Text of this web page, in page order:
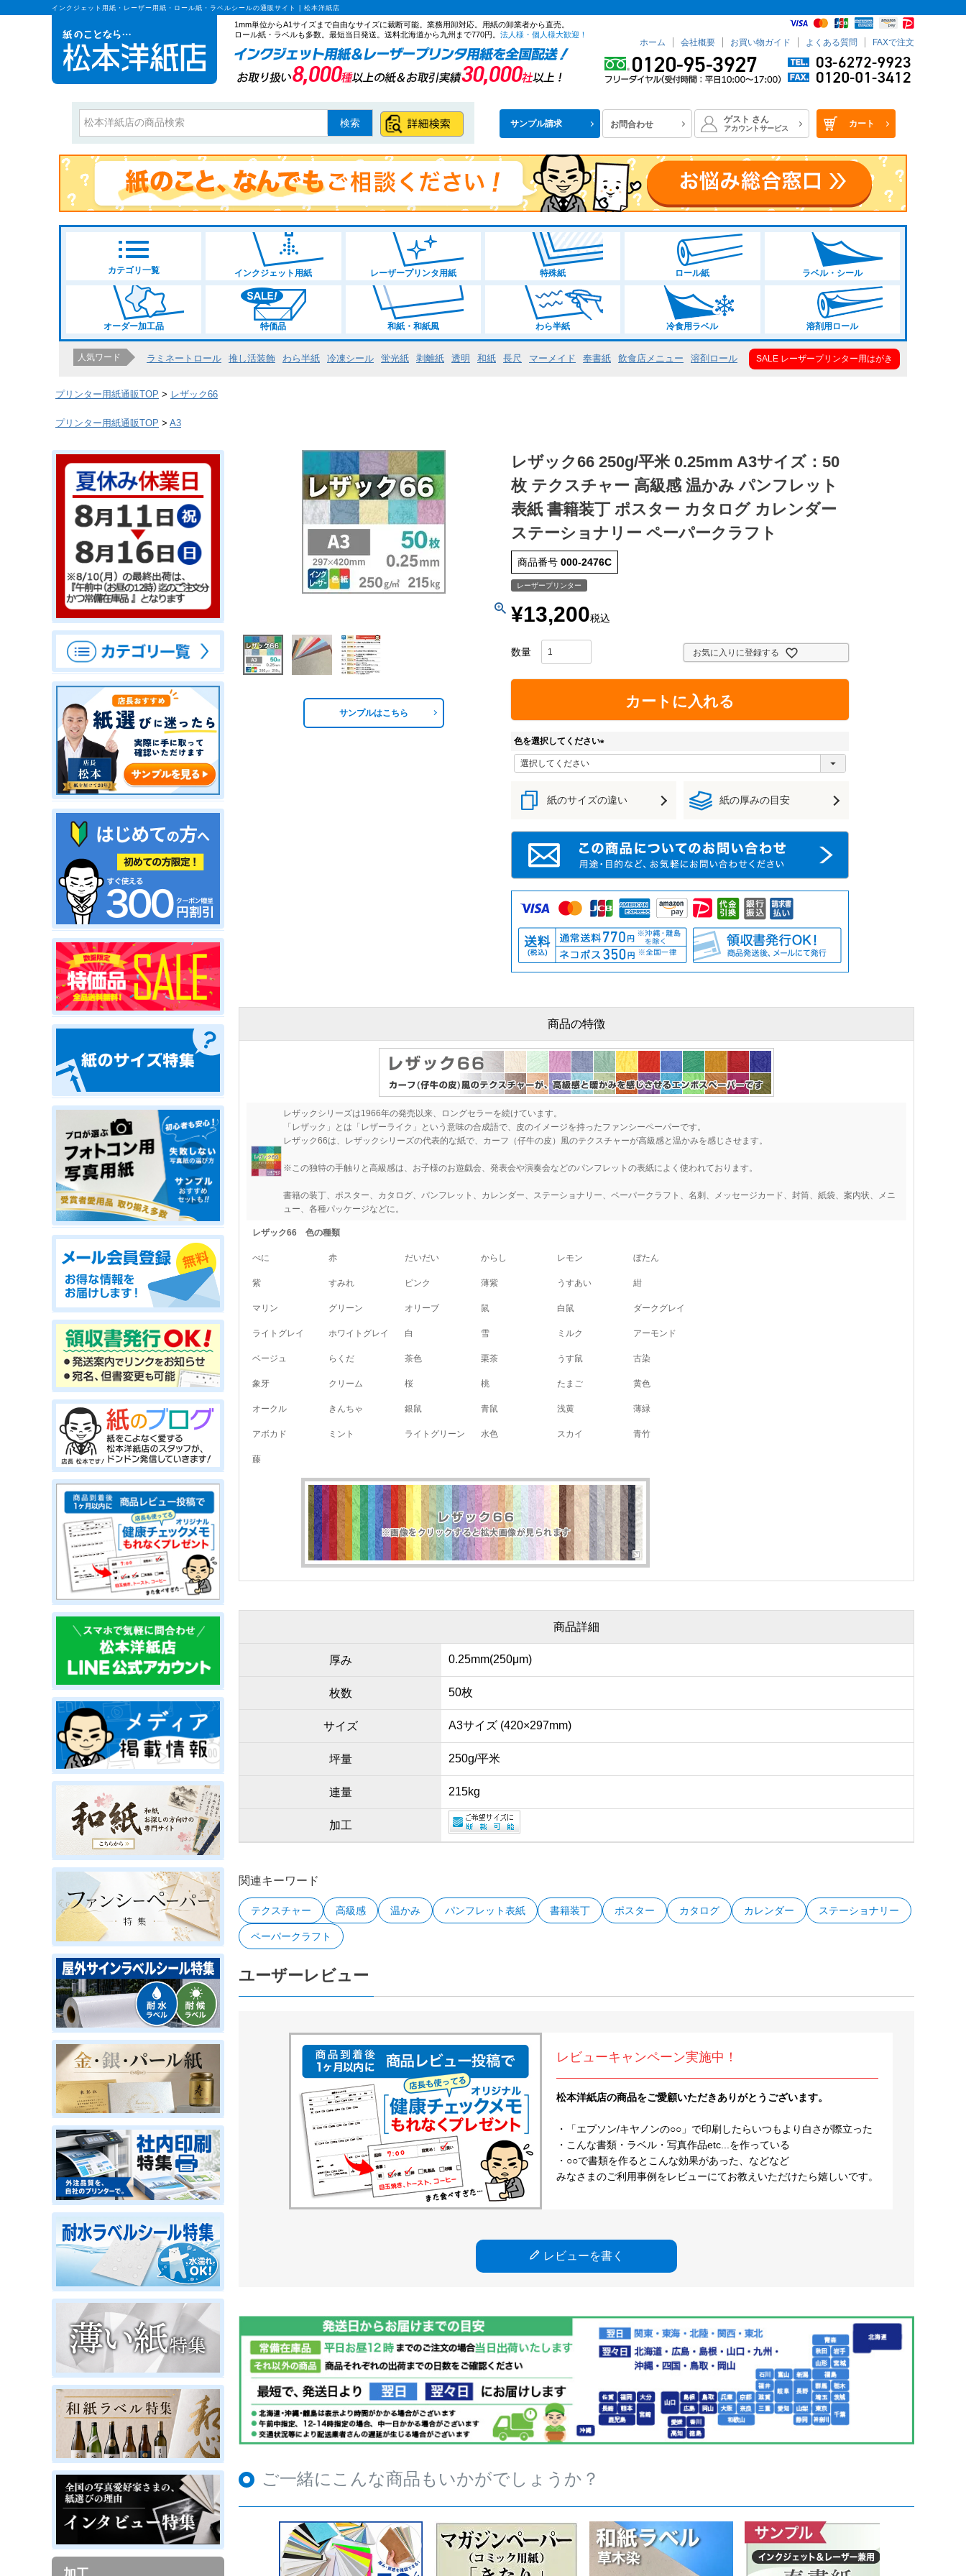
インクジェット用紙・レーザー用紙・ロール紙・ラベルシールの通販サイト | 松本洋紙店
1mm単位からA1サイズまで自由なサイズに裁断可能。業務用卸対応。用紙の卸業者から直売。
ロール紙・ラベルも多数。最短当日発送。送料北海道から九州まで770円。 法人様・個人様大歓迎！
ホーム 会社概要 お買い物ガイド よくある質問 FAXで注文
サンプル請求 お問合わせ ゲスト さん
アカウントサービス カート
検索
カテゴリ一覧 インクジェット用紙 レーザープリンタ用紙 特殊紙 ロール紙 ラベル・シール
オーダー加工品 特価品 和紙・和紙風 わら半紙 冷食用ラベル 溶剤用ロール
人気ワード ラミネートロール 推し活装飾 わら半紙 冷凍シール 蛍光紙 剥離紙 透明 和紙 長尺 マーメイド 奉書紙 飲食店メニュー 溶剤ロール SALE レーザープリンター用はがき
プリンター用紙通販TOP レザック66
プリンター用紙通販TOP A3
サンプルはこちら
レザック66 250g/平米 0.25mm A3サイズ：50
枚 テクスチャー 高級感 温かみ パンフレット
表紙 書籍装丁 ポスター カタログ カレンダー
ステーショナリー ペーパークラフト
商品番号 000-2476C
レーザープリンター
¥13,200税込
お気に入りに登録する
カートに入れる
色を選択してください
必
)
紙のサイズの違い 紙の厚みの目安
商品の特徴
レザックシリーズは1966年の発売以来、ロングセラーを続けています。
「レザック」とは「レザーライク」という意味の合成語で、皮のイメージを持ったファンシーペーパーです。
レザック66は、レザックシリーズの代表的な紙で、カーフ（仔牛の皮）風のテクスチャーが高級感と温かみを感じさせます。
※この独特の手触りと高級感は、お子様のお遊戯会、発表会や演奏会などのパンフレットの表紙によく使われております。
書籍の装丁、ポスター、カタログ、パンフレット、カレンダー、ステーショナリー、ペーパークラフト、名刺、メッセージカード、封筒、紙袋、案内状、メニ
ュー、各種パッケージなどに。
レザック66 色の種類
べに 赤 だいだい からし レモン ぼたん
紫 すみれ ピンク 薄紫 うすあい 紺
マリン グリーン オリーブ 鼠 白鼠 ダークグレイ
ライトグレイ ホワイトグレイ 白 雪 ミルク アーモンド
ベージュ らくだ 茶色 栗茶 うす鼠 古染
象牙 クリーム 桜 桃 たまご 黄色
オークル きんちゃ 銀鼠 青鼠 浅黄 薄緑
アボカド ミント ライトグリーン 水色 スカイ 青竹
藤
商品詳細
厚み 0.25mm(250μm)
枚数 50枚
サイズ A3サイズ (420×297mm)
坪量 250g/平米
連量 215kg
加工
関連キーワード
テクスチャー 高級感 温かみ パンフレット表紙 書籍装丁 ポスター カタログ カレンダー ステーショナリー
ペーパークラフト
ユーザーレビュー
レビューキャンペーン実施中！
松本洋紙店の商品をご愛顧いただきありがとうございます。
・「エプソン/キヤノンの○○」で印刷したらいつもより白さが際立った
・こんな書類・ラベル・写真作品etc...を作っている
・○○で書類を作るとこんな効果があった、などなど
みなさまのご利用事例をレビューにてお教えいただけたら嬉しいです。
レビューを書く
ご一緒にこんな商品もいかがでしょうか？